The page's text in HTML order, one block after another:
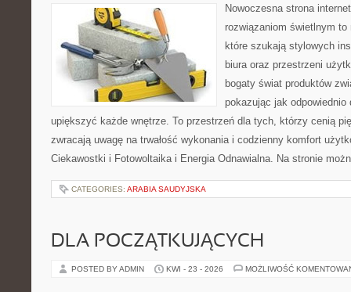
Nowoczesna strona
rozwiązaniom świetlnym
które szukają stylowych
biura oraz przestrzeni
bogaty świat produktów
pokazując jak odpowiednio
upiększyć każde wnętrze. To przestrzeń dla tych, którzy cenią
zwracają uwagę na trwałość wykonania i codzienny komfort
Ciekawostki i Fotowoltaika i Energia Odnawialna. Na stronie
CATEGORIES: ARABIA SAUDYJSKA
DLA POCZĄTKUJĄCYCH
POSTED BY ADMIN KWI - 23 - 2026 MOŻLIWOŚĆ